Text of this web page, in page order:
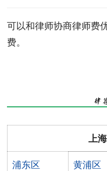
可以和律师协商律师费
费。
上
浦东区 黄浦区